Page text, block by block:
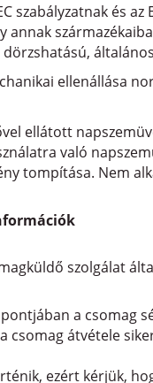
szabályzatnak és az
annak
ellátott
való
tompítása. Nem
szolgálat
a csomag
csomag átvétele
ezért kérjük,